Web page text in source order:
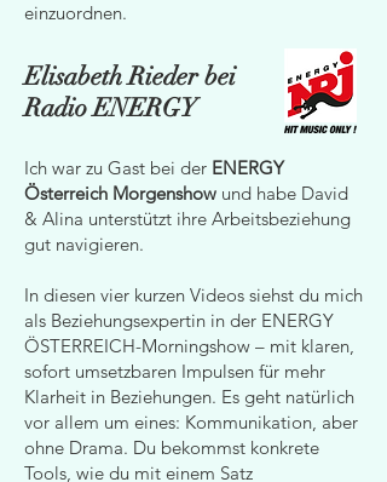
einzuordnen.
Elisabeth Rieder bei
Radio ENERGY
Ich war zu Gast bei der ENERGY
Österreich Morgenshow und habe David
& Alina unterstützt ihre Arbeitsbeziehung
gut navigieren.
In diesen vier kurzen Videos siehst du mich
als Beziehungsexpertin in der ENERGY
ÖSTERREICH-Morningshow – mit klaren,
sofort umsetzbaren Impulsen für mehr
Klarheit in Beziehungen. Es geht natürlich
vor allem um eines: Kommunikation, aber
ohne Drama. Du bekommst konkrete
Tools, wie du mit einem Satz